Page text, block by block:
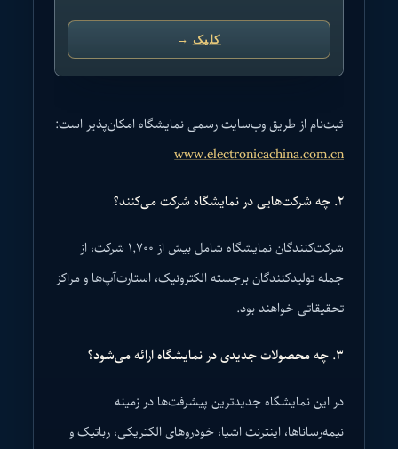
کلیک →
ثبت‌نام از طریق وب‌سایت رسمی نمایشگاه امکان‌پذیر است:
www.electronicachina.com.cn
۲. چه شرکت‌هایی در نمایشگاه شرکت می‌کنند؟
شرکت‌کنندگان نمایشگاه شامل بیش از ۱,۷۰۰ شرکت، از
جمله تولیدکنندگان برجسته الکترونیک، استارت‌آپ‌ها و مراکز
تحقیقاتی خواهند بود.
۳. چه محصولات جدیدی در نمایشگاه ارائه می‌شود؟
در این نمایشگاه جدیدترین پیشرفت‌ها در زمینه
نیمه‌رساناها، اینترنت اشیا، خودروهای الکتریکی، رباتیک و